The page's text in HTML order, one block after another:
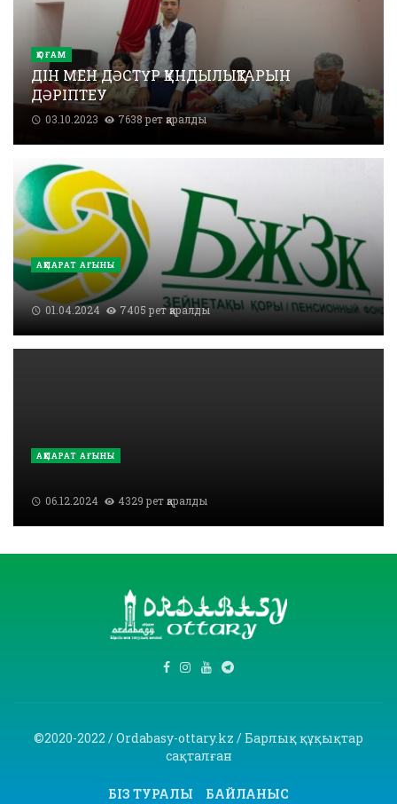
ҚОҒАМ
ДІН МЕН ДӘСТҮР ҚҰНДЫЛЫҚТАРЫН
ДӘРІПТЕУ
03.10.2023 7638 рет қаралды
АҚПАРАТ АҒЫНЫ
01.04.2024 7405 рет қаралды
АҚПАРАТ АҒЫНЫ
06.12.2024 4329 рет қаралды
©2020-2022 / Ordabasy-ottary.kz / Барлық құқықтар
сақталған
БІЗ ТУРАЛЫ БАЙЛАНЫС